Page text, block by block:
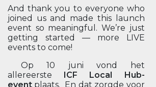
And thank you to everyone who
joined us and made this launch
event so meaningful. We’re just
getting started — more LIVE
events to come!
Op 10 juni vond het
allereerste ICF Local Hub-
event plaats. En dat zorgde voor